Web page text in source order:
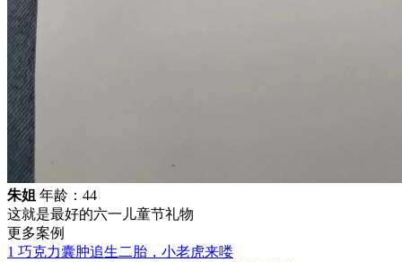
朱姐 年龄：44
这就是最好的六一儿童节礼物
更多案例
1 巧克力囊肿追生二胎，小老虎来喽